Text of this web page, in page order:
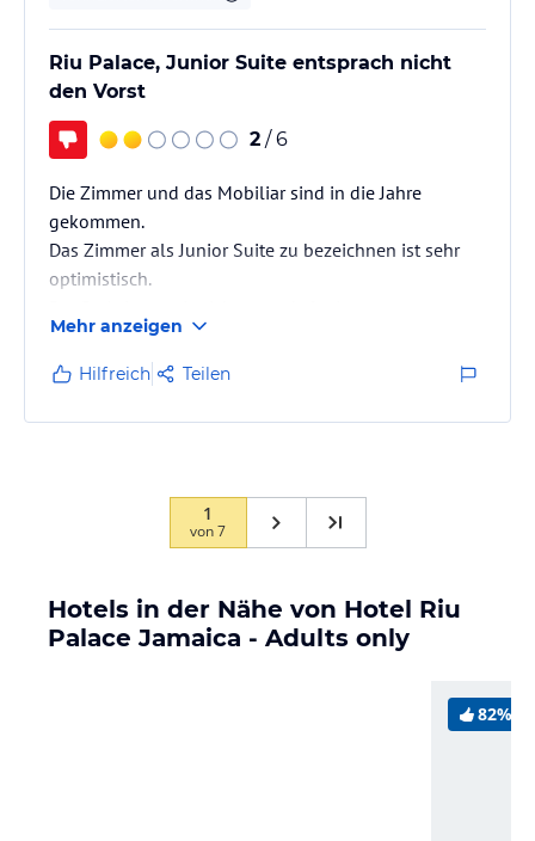
Riu Palace, Junior Suite entsprach nicht
den Vorst
2 / 6
Die Zimmer und das Mobiliar sind in die Jahre
gekommen.
Das Zimmer als Junior Suite zu bezeichnen ist sehr
optimistisch.
Mehr anzeigen
Hilfreich Teilen
1
von7
Hotels in der Nähe von Hotel Riu
Palace Jamaica - Adults only
82%